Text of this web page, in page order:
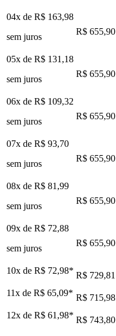
04x de R$ 163,98
sem juros
R$ 655,90
05x de R$ 131,18
sem juros
R$ 655,90
06x de R$ 109,32
sem juros
R$ 655,90
07x de R$ 93,70
sem juros
R$ 655,90
08x de R$ 81,99
sem juros
R$ 655,90
09x de R$ 72,88
sem juros
R$ 655,90
10x de R$ 72,98* R$ 729,81
11x de R$ 65,09* R$ 715,98
12x de R$ 61,98* R$ 743,80